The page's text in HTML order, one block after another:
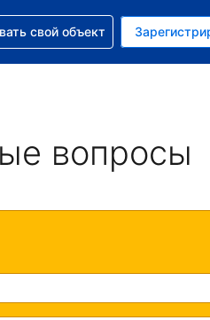
— Доллар США
— На русском
с бронированием
свой объект
вопросы